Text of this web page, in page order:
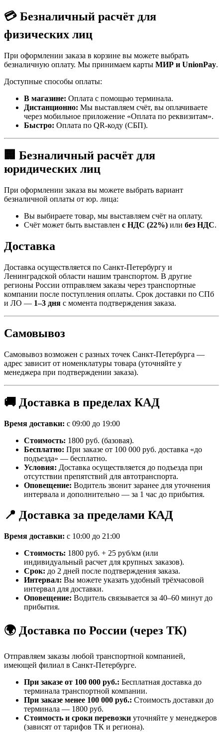
💳 Безналичный расчёт для
физических лиц
При оформлении заказа в корзине вы можете выбрать
безналичную оплату. Мы принимаем карты МИР и UnionPay.
Доступные способы оплаты:
В магазине: Оплата с помощью терминала.
Дистанционно: Мы выставляем счёт, вы оплачиваете
через мобильное приложение «Оплата по реквизитам».
Быстро: Оплата по QR-коду (СБП).
🏢 Безналичный расчёт для
юридических лиц
При оформлении заказа вы можете выбрать вариант
безналичной оплаты от юр. лица:
Вы выбираете товар, мы выставляем счёт на оплату.
Счёт может быть выставлен с НДС (22%) или без НДС.
Доставка
Доставка осуществляется по Санкт-Петербургу и
Ленинградской области нашим транспортом. В другие
регионы России отправляем заказы через транспортные
компании после поступления оплаты. Срок доставки по СПб
и ЛО — 1–3 дня с момента подтверждения заказа.
Самовывоз
Самовывоз возможен с разных точек Санкт-Петербурга —
адрес зависит от номенклатуры товара (уточняйте у
менеджера при подтверждении заказа).
🚚 Доставка в пределах КАД
Время доставки: с 09:00 до 19:00
Стоимость: 1800 руб. (базовая).
Бесплатно: При заказе от 100 000 руб. доставка «до
подъезда» — бесплатно.
Условия: Доставка осуществляется до подъезда при
отсутствии препятствий для автотранспорта.
Оповещение: Водитель звонит заранее для уточнения
интервала и дополнительно — за 1 час до прибытия.
📍 Доставка за пределами КАД
Время доставки: с 10:00 до 21:00
Стоимость: 1800 руб. + 25 руб/км (или
индивидуальный расчет для крупных заказов).
Срок: до 2 дней после подтверждения заказа.
Интервал: Вы можете указать удобный трёхчасовой
интервал для доставки.
Оповещение: Водитель связывается за 40–60 минут до
прибытия.
🌍 Доставка по России (через ТК)
Отправляем заказы любой транспортной компанией,
имеющей филиал в Санкт-Петербурге.
При заказе от 100 000 руб.: Бесплатная доставка до
терминала транспортной компании.
При заказе менее 100 000 руб.: Стоимость доставки до
терминала — 1800 руб.
Стоимость и сроки перевозки уточняйте у менеджеров
(зависят от тарифов ТК и региона).